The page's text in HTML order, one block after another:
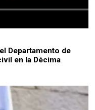
Departamento de
en la Décima